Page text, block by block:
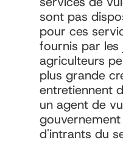
sont pas
pour ces
fournis par les
agriculteurs
plus grande
entretiennent
un agent de
d'intrants du